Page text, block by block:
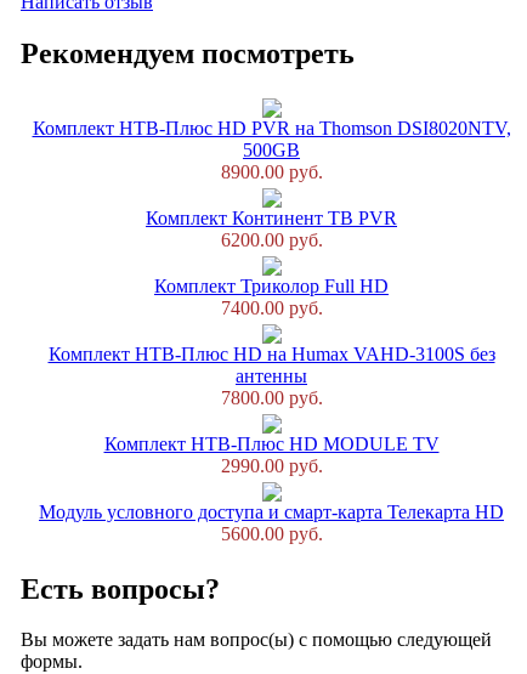
Рекомендуем посмотреть
Комплект НТВ-Плюс HD PVR на Thomson DSI8020NTV,
500GB
8900.00 руб.
Комплект Континент ТВ PVR
6200.00 руб.
Комплект Триколор Full HD
7400.00 руб.
Комплект НТВ-Плюс HD на Humax VAHD-3100S без
антенны
7800.00 руб.
Комплект НТВ-Плюс HD MODULE TV
2990.00 руб.
Модуль условного доступа и смарт-карта Телекарта HD
5600.00 руб.
Есть вопросы?
Вы можете задать нам вопрос(ы) с помощью следующей
формы.